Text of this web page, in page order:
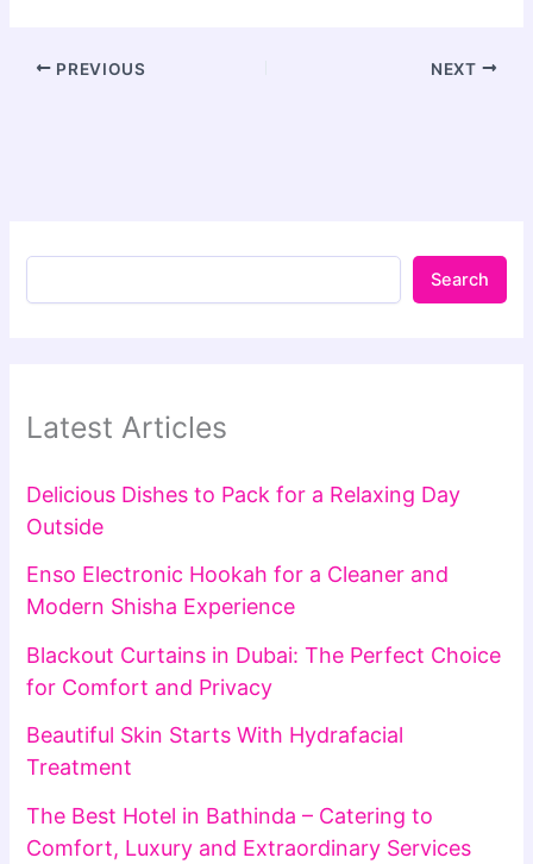
PREVIOUS NEXT
Search
Latest Articles
Delicious Dishes to Pack for a Relaxing Day
Outside
Enso Electronic Hookah for a Cleaner and
Modern Shisha Experience
Blackout Curtains in Dubai: The Perfect Choice
for Comfort and Privacy
Beautiful Skin Starts With Hydrafacial
Treatment
The Best Hotel in Bathinda – Catering to
Comfort, Luxury and Extraordinary Services